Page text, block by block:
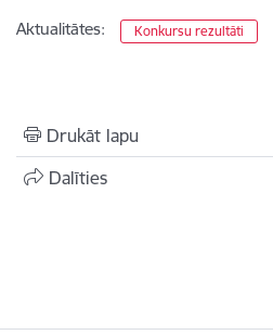
Aktualitātes: Konkursu rezultāti
Drukāt lapu
Dalīties